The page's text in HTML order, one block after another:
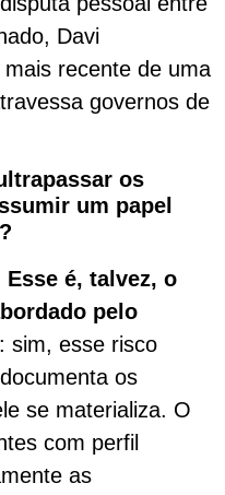
Davi
recente de uma
governos de
os
um papel
é, talvez, o
pelo
sim, esse risco
os
se materializa. O
com perfil
as